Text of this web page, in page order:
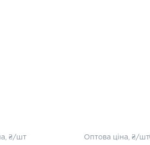
₴/шт Оптова ціна, ₴/шт